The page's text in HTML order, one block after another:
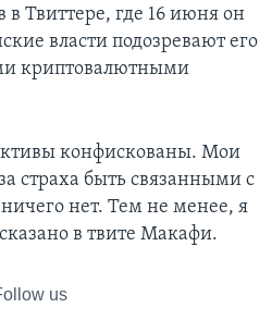
Твиттере, где 16 июня он
власти подозревают его
криптовалютными
конфискованы. Мои
страха быть связанными с
нет. Тем не менее, я
в твите Макафи.
us